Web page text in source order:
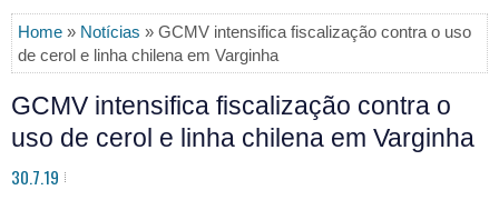
Home » Notícias » GCMV intensifica fiscalização contra o uso
de cerol e linha chilena em Varginha
GCMV intensifica fiscalização contra o
uso de cerol e linha chilena em Varginha
30.7.19